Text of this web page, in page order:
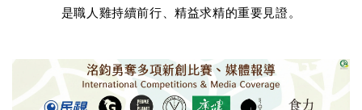
是職人雞持續前行、精益求精的重要見證。